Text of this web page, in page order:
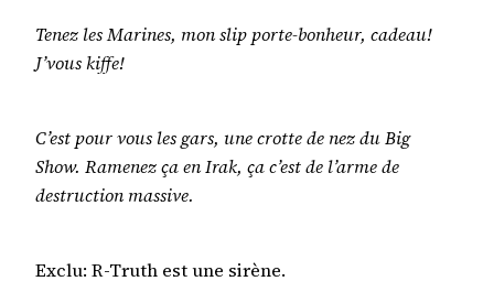
Tenez les Marines, mon slip porte-bonheur, cadeau!
J’vous kiffe!
C’est pour vous les gars, une crotte de nez du Big
Show. Ramenez ça en Irak, ça c’est de l’arme de
destruction massive.
Exclu: R-Truth est une sirène.